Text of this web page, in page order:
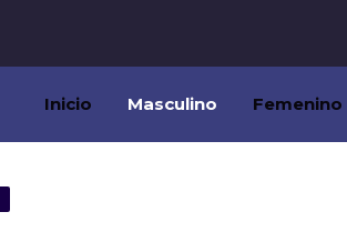
Inicio Masculino Femenino